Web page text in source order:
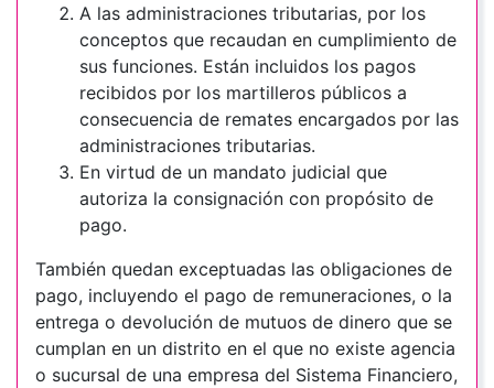
A las administraciones tributarias, por los
conceptos que recaudan en cumplimiento de
sus funciones. Están incluidos los pagos
recibidos por los martilleros públicos a
consecuencia de remates encargados por las
administraciones tributarias.
En virtud de un mandato judicial que
autoriza la consignación con propósito de
pago.
También quedan exceptuadas las obligaciones de
pago, incluyendo el pago de remuneraciones, o la
entrega o devolución de mutuos de dinero que se
cumplan en un distrito en el que no existe agencia
o sucursal de una empresa del Sistema Financiero,